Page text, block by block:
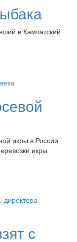
в Камчатский
икры в России
икры
с